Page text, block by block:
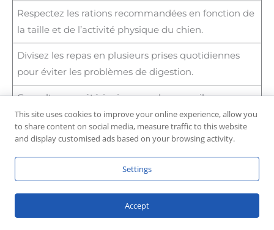
Respectez les rations recommandées en fonction de
la taille et de l’activité physique du chien.
Divisez les repas en plusieurs prises quotidiennes
pour éviter les problèmes de digestion.
Consultez un vétérinaire pour des conseils
spécifiques en matière d’alimentation.
Croquettes riches en protéine (environ 30%)
Activité physique du Terre-Neuve
This site uses cookies to improve your online experience, allow you
to share content on social media, measure traffic to this website
and display customised ads based on your browsing activity.
Settings
Accept